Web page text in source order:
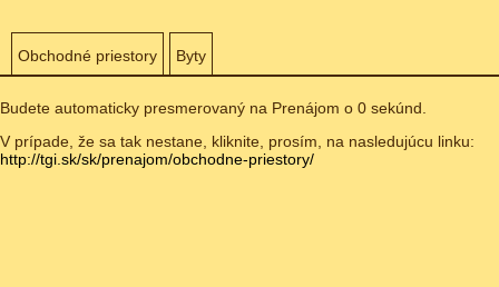
Obchodné priestory Byty
Budete automaticky presmerovaný na Prenájom o 0 sekúnd.
V prípade, že sa tak nestane, kliknite, prosím, na nasledujúcu linku:
http://tgi.sk/sk/prenajom/obchodne-priestory/